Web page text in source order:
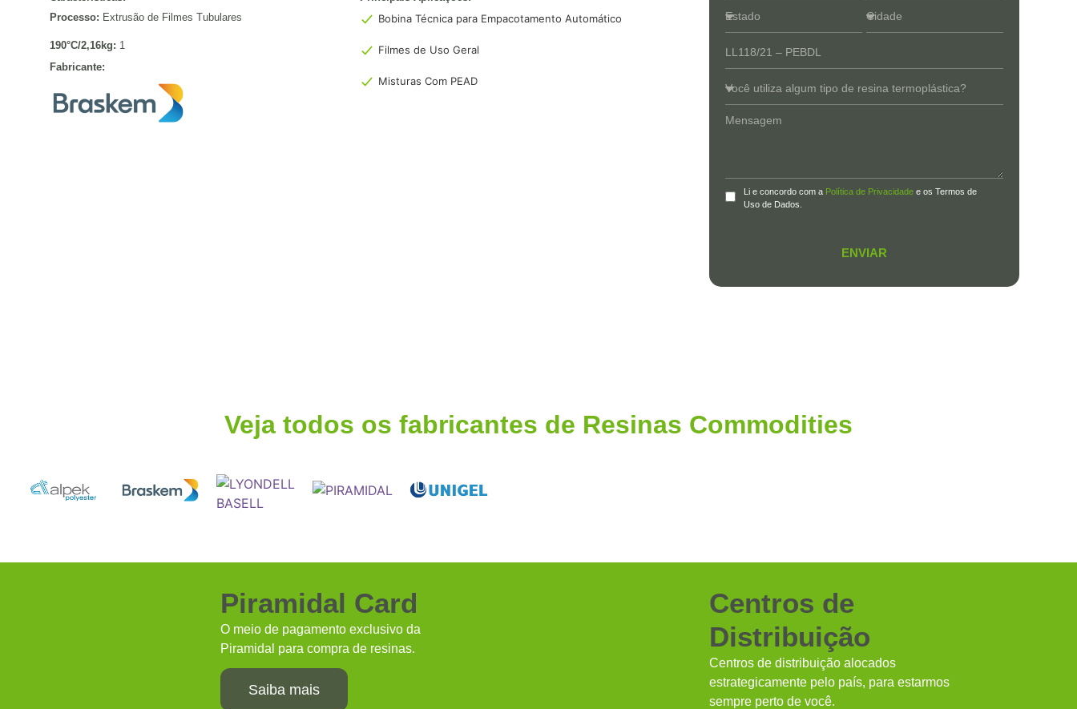
Processo: Extrusão de Filmes Tubulares
190°C/2,16kg: 1
Fabricante:
Bobina Técnica para Empacotamento Automático
Filmes de Uso Geral
Misturas Com PEAD
Li e concordo com a Política de Privacidade e os Termos de
Uso de Dados.
ENVIAR
Veja todos os fabricantes de Resinas Commodities
Piramidal Card
O meio de pagamento exclusivo da
Piramidal para compra de resinas.
Saiba mais
Centros de
Distribuição
Centros de distribuição alocados
estrategicamente pelo país, para estarmos
sempre perto de você.